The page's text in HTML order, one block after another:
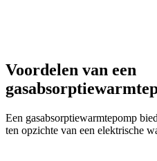
Voordelen van een
Een gasabsorptiewarmtepomp
ten opzichte van een elektrische